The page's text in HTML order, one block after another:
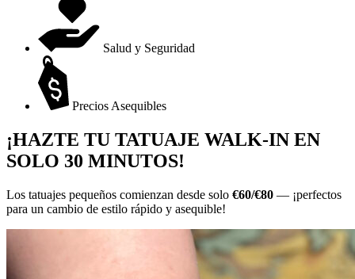
Salud y Seguridad
Precios Asequibles
¡HAZTE TU TATUAJE WALK-IN EN
SOLO 30 MINUTOS!
Los tatuajes pequeños comienzan desde solo €60/€80 — ¡perfectos
para un cambio de estilo rápido y asequible!